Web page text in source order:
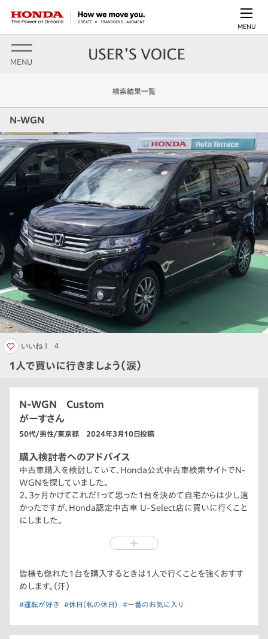
MENU
MENU
検索結果一覧
N-WGN
1人で買いに行きましょう（涙）
いいね！ 4
N-WGN Custom
がーすさん
50代/男性/東京都 2024年3月10日投稿
購入検討者へのアドバイス
中古車購入を検討していて、Honda公式中古車検索サイトでN-
WGNを探していました。
2、3ヶ月かけてこれだ！って思った1台を決めて自宅からは少し遠
かったですが、Honda認定中古車 U-Select店に買いに行くこと
にしました。
く。」と言いだしました。
少し嫌な予感がしましたが、「あ、そうなの…。」と深く考えません
U-Select店には事前にメールで連絡取っていたので「こちらで
大きな傷もなく内装もキレイで問題なかったので「でわ、こちらで
皆様も惚れた1台を購入するときは1人で行くことを強くおすす
めします。（汗）
#運転が好き #休日（私の休日） #一番のお気に入り